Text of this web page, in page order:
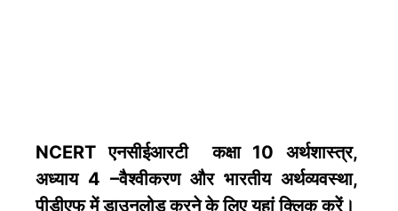
NCERT एनसीईआरटी कक्षा 10 अर्थशास्त्र,
अध्याय 4 –वैश्वीकरण और भारतीय अर्थव्यवस्था,
पीडीएफ में डाउनलोड करने के लिएयहां क्लिक करें।